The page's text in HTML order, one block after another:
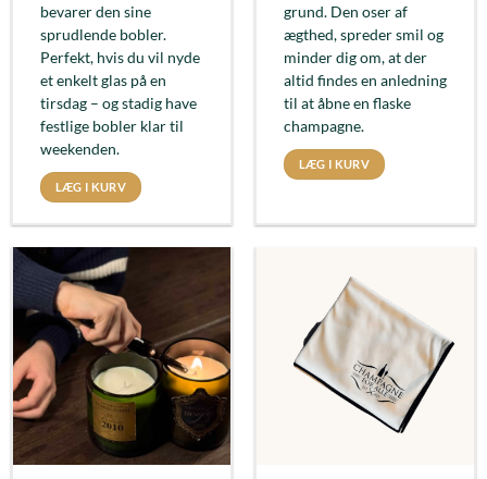
bevarer den sine
sprudlende bobler.
Perfekt, hvis du vil nyde
et enkelt glas på en
tirsdag – og stadig have
festlige bobler klar til
weekenden.
LÆG I KURV
grund. Den oser af
ægthed, spreder smil og
minder dig om, at der
altid findes en anledning
til at åbne en flaske
champagne.
LÆG I KURV